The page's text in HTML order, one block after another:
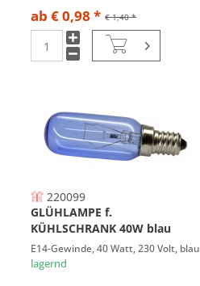
€ 1,40 *
ab € 0,98 *
220099
GLÜHLAMPE f.
KÜHLSCHRANK 40W blau
E14-Gewinde, 40 Watt, 230 Volt, blau
lagernd